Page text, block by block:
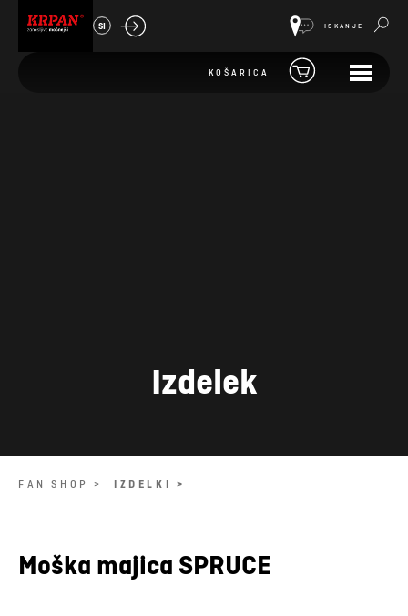
SI ISKANJE
KOŠARICA
Izdelek
FAN SHOP > IZDELKI >
Moška majica SPRUCE